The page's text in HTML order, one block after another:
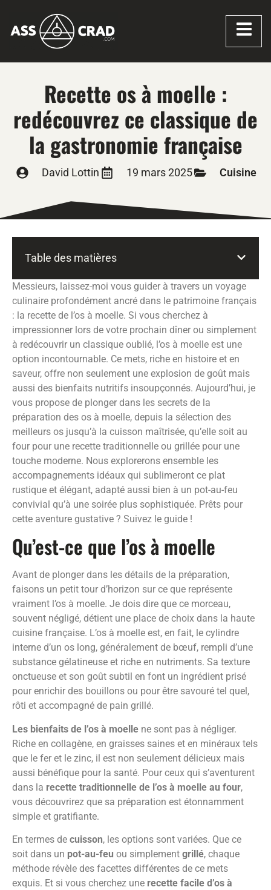
Recette os à moelle :
redécouvrez ce classique de
la gastronomie française
David Lottin 19 mars 2025 Cuisine
Table des matières
Messieurs, laissez-moi vous guider à travers un voyage
culinaire profondément ancré dans le patrimoine français
: la recette de l’os à moelle. Si vous cherchez à
impressionner lors de votre prochain dîner ou simplement
à redécouvrir un classique oublié, l’os à moelle est une
option incontournable. Ce mets, riche en histoire et en
saveur, offre non seulement une explosion de goût mais
aussi des bienfaits nutritifs insoupçonnés. Aujourd’hui, je
vous propose de plonger dans les secrets de la
préparation des os à moelle, depuis la sélection des
meilleurs os jusqu’à la cuisson maîtrisée, qu’elle soit au
four pour une recette traditionnelle ou grillée pour une
touche moderne. Nous explorerons ensemble les
accompagnements idéaux qui sublimeront ce plat
rustique et élégant, adapté aussi bien à un pot-au-feu
convivial qu’à une soirée plus sophistiquée. Prêts pour
cette aventure gustative ? Suivez le guide !
Qu’est-ce que l’os à moelle
Avant de plonger dans les détails de la préparation,
faisons un petit tour d’horizon sur ce que représente
vraiment l’os à moelle. Je dois dire que ce morceau,
souvent négligé, détient une place de choix dans la haute
cuisine française. L’os à moelle est, en fait, le cylindre
interne d’un os long, généralement de bœuf, rempli d’une
substance gélatineuse et riche en nutriments. Sa texture
onctueuse et son goût subtil en font un ingrédient prisé
pour enrichir des bouillons ou pour être savouré tel quel,
rôti et accompagné de pain grillé.
Les bienfaits de l’os à moelle ne sont pas à négliger.
Riche en collagène, en graisses saines et en minéraux tels
que le fer et le zinc, il est non seulement délicieux mais
aussi bénéfique pour la santé. Pour ceux qui s’aventurent
dans la recette traditionnelle de l’os à moelle au four,
vous découvrirez que sa préparation est étonnamment
simple et gratifiante.
En termes de cuisson, les options sont variées. Que ce
soit dans un pot-au-feu ou simplement grillé, chaque
méthode révèle des facettes différentes de ce mets
exquis. Et si vous cherchez une recette facile d’os à